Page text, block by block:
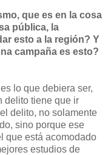
que es en la cosa
pública, la
esto a la región? Y
campaña es esto?
lo que debiera ser,
delito tiene que ir
delito, no solamente
sino porque ese
que está acomodado
estudios de